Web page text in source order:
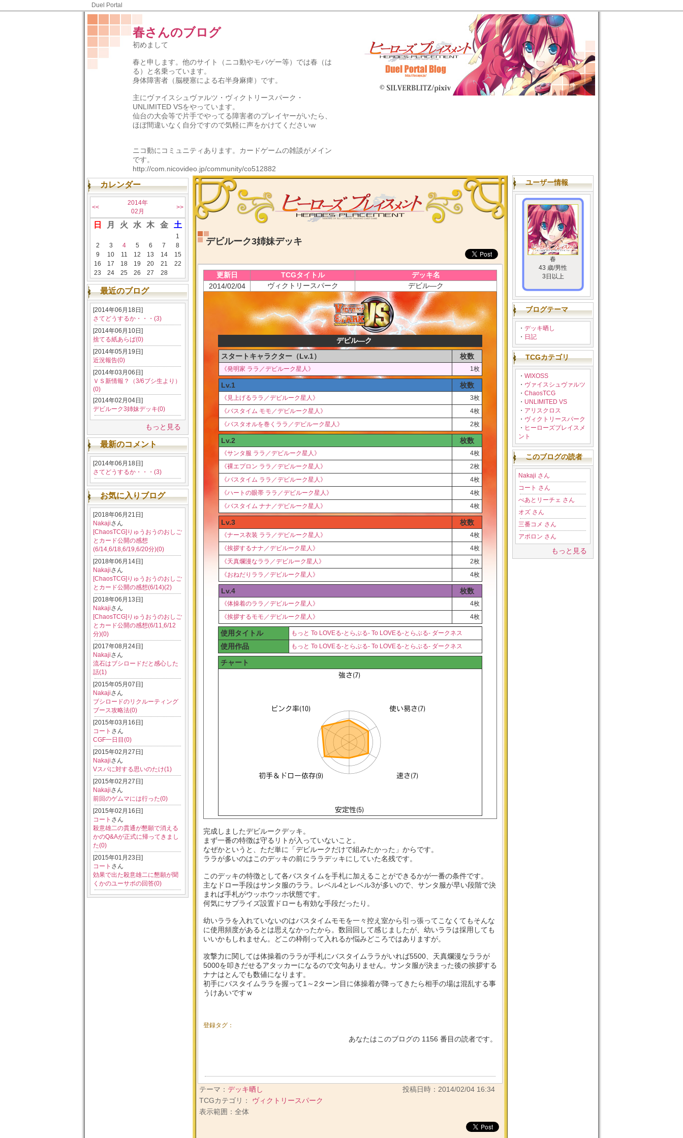
Duel Portal
春さんのブログ
初めまして
春と申します。他のサイト（ニコ動やモバゲー等）では春（は
る）と名乗っています。
身体障害者（脳梗塞による右半身麻痺）です。
主にヴァイスシュヴァルツ・ヴィクトリースパーク・
UNLIMITED VSをやっています。
仙台の大会等で片手でやってる障害者のプレイヤーがいたら、
ほぼ間違いなく自分ですので気軽に声をかけてくださいw
ニコ動にコミュニティあります。カードゲームの雑談がメイン
です。
http://com.nicovideo.jp/community/co512882
カレンダー
<<
2014年
02月
>>
日 月 火 水 木 金 土
1
2
3 4 5 6 7
8
9
10 11 12 13 14
15
16
17 18 19 20 21
22
23
24 25 26 27 28
最近のブログ
[2014年06月18日]
さてどうするか・・・(3)
[2014年06月10日]
捨てる紙あらば(0)
[2014年05月19日]
近況報告(0)
[2014年03月06日]
ＶＳ新情報？（3/6ブシ生より）
(0)
[2014年02月04日]
デビルーク3姉妹デッキ(0)
もっと見る
最新のコメント
[2014年06月18日]
さてどうするか・・・(3)
お気に入りブログ
[2018年06月21日]
Nakajiさん
[ChaosTCG]りゅうおうのおしご
とカード公開の感想
(6/14,6/18,6/19,6/20分)(0)
[2018年06月14日]
Nakajiさん
[ChaosTCG]りゅうおうのおしご
とカード公開の感想(6/14)(2)
[2018年06月13日]
Nakajiさん
[ChaosTCG]りゅうおうのおしご
とカード公開の感想(6/11,6/12
分)(0)
[2017年08月24日]
Nakajiさん
流石はブシロードだと感心した
話(1)
[2015年05月07日]
Nakajiさん
ブシロードのリクルーティング
ブース攻略法(0)
[2015年03月16日]
コート さん
CGF一日目(0)
[2015年02月27日]
Nakajiさん
Vスパに対する思いのたけ(1)
[2015年02月27日]
Nakajiさん
前回のゲムマには行った(0)
[2015年02月16日]
コート さん
殺意雄二の貫通が懇願で消える
かのQ&Aが正式に帰ってきまし
た(0)
[2015年01月23日]
コート さん
効果で出た殺意雄二に懇願が聞
くかのユーサポの回答(0)
ユーザー情報
春
43 歳/男性
3日以上
ブログテーマ
・ デッキ晒し
・ 日記
TCGカテゴリ
・ WIXOSS
・ ヴァイスシュヴァルツ
・ ChaosTCG
・ UNLIMITED VS
・ アリスクロス
・ ヴィクトリースパーク
・ ヒーローズプレイスメ
ント
このブログの読者
Nakaji さん
コート さん
べあとリーチェ さん
オズ さん
三番コメ さん
アポロン さん
もっと見る
デビルーク3姉妹デッキ
更新日 TCGタイトル
デッキ名
2014/02/04
ヴィクトリースパーク デビル―ク
デビル―ク
スタートキャラクター（Lv.1）
枚数
《発明家 ララ／デビルーク星人》 1枚
Lv.1 枚数
《見上げるララ／デビルーク星人》
3枚
《バスタイム モモ／デビルーク星人》
4枚
《バスタオルを巻くララ／デビルーク星人》
2枚
Lv.2 枚数
《サンタ服 ララ／デビルーク星人》
4枚
《裸エプロン ララ／デビルーク星人》
2枚
《バスタイム ララ／デビルーク星人》
4枚
《ハートの眼帯 ララ／デビルーク星人》
4枚
《バスタイム ナナ／デビルーク星人》
4枚
Lv.3 枚数
《ナース衣装 ララ／デビルーク星人》
4枚
《挨拶するナナ／デビルーク星人》
4枚
《天真爛漫なララ／デビルーク星人》
2枚
《おねだりララ／デビルーク星人》
4枚
Lv.4 枚数
《体操着のララ／デビルーク星人》
4枚
《挨拶するモモ／デビルーク星人》
4枚
使用タイトル もっと To LOVEる-とらぶる- To LOVEる-とらぶる- ダークネス
使用作品 もっと To LOVEる-とらぶる- To LOVEる-とらぶる- ダークネス
チャート
完成しましたデビルークデッキ。
まず一番の特徴は守るリトが入っていないこと。
なぜかというと、ただ単に「デビルークだけで組みたかった」からです。
ララが多いのはこのデッキの前にララデッキにしていた名残です。
このデッキの特徴として各バスタイムを手札に加えることができるかが一番の条件です。
主なドロー手段はサンタ服のララ。レベル4とレベル3が多いので、サンタ服が早い段階で決
まれば手札がウッホウッホ状態です。
何気にサプライズ設置ドローも有効な手段だったり。
幼いララを入れていないのはバスタイムモモを一々控え室から引っ張ってこなくてもそんな
に使用頻度があるとは思えなかったから。数回回して感じましたが、幼いララは採用しても
いいかもしれません。どこの枠削って入れるか悩みどころではありますが。
攻撃力に関しては体操着のララが手札にバスタイムララがいれば5500、天真爛漫なララが
5000を叩きだせるアタッカーになるので文句ありません。サンタ服が決まった後の挨拶する
ナナはとんでも数値になります。
初手にバスタイムララを握って1～2ターン目に体操着が降ってきたら相手の場は混乱する事
うけあいですｗ
登録タグ：
あなたはこのブログの 1156 番目の読者です。
テーマ： デッキ晒し
投稿日時：2014/02/04 16:34
TCGカテゴリ： ヴィクトリースパーク
表示範囲：全体